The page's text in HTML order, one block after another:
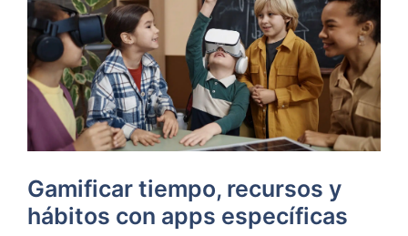
Gamificar tiempo, recursos y
hábitos con apps específicas